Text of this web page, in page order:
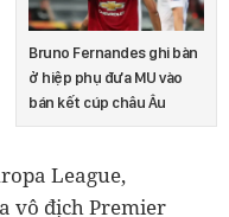
Bruno Fernandes ghi bàn
ở hiệp phụ đưa MU vào
bán kết cúp châu Âu
League,
vô địch Premier